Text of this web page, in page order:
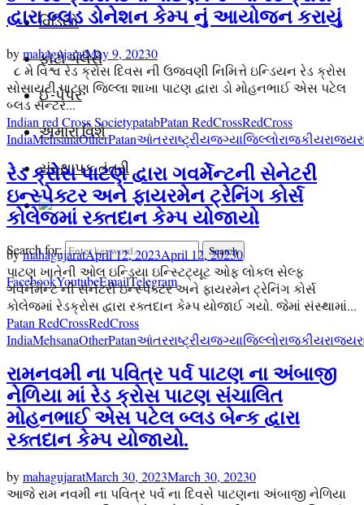
વિડિયો
ફોટો ગેલેરી
ઈ-પેપર
અમારા વિશે
સંસ્થાપક તંત્રી
Search for: Search
FacebookYoutubeEmailTelegram
દ્વારા બ્લડ ડોનેશન કેમ્પ નું આયોજન કરાયું
bymahagujaratMay 9, 20230
૮ મે વિશ્વ રેડ ક્રોસ દિવસ ની ઉજવણી નિમિત્તે ઇન્ડિયન રેડ ક્રોસ
સોસાયટી પાટણ જિલ્લા શાખા પાટણ દ્વારા ડો મોહનભાઈ એસ પટેલ
બ્લડ સેન્ટર...
Indian red Cross SocietypatabPatan RedCrossRedCross
IndiaMehsanaOtherPatanઆંતરરાષ્ટ્રીયજગ્યાજિલ્લોરાજકીયરાજ્ય
રેડ ક્રોસ પાટણ દ્વારા ગવર્મેન્ટની સેનેટરી
ઇન્સ્પેક્ટર અને ફાયરમેન ટ્રેનિંગ કોર્સ
કોલેજમાં રક્તદાન કેમ્પ યોજાયો
bymahagujaratApril 12, 2023April 12, 20230
પાટણ ખાતેની ઓલ ઇન્ડિયા ઇન્સ્ટિટ્યૂટ ઓફ લોકલ સેલ્ફ
ગવેર્નમેન્ટ ની સેનેટરી ઇન્સ્પેક્ટર અને ફાયરમેન ટ્રેનિંગ કોર્સ
કોલેજમાં રેડક્રોસ દ્વારા રક્તદાન કેમ્પ યોજાઈ ગયો. જેમાં સંસ્થામાં...
Patan RedCrossRedCross
IndiaMehsanaOtherPatanઆંતરરાષ્ટ્રીયજગ્યાજિલ્લોરાજકીયરાજ્ય
રામનવમી ના પવિત્ર પર્વ પાટણ ના અંબાજી
નેળિયા માં રેડ ક્રોસ પાટણ સંચાલિત
મોહનભાઈ એસ પટેલ બ્લડ બેન્ક દ્વારા
રક્તદાન કેમ્પ યોજાયો.
bymahagujaratMarch 30, 2023March 30, 20230
આજે રામ નવમી ના પવિત્ર પર્વ ના દિવસે પાટણના અંબાજી નેળિયા